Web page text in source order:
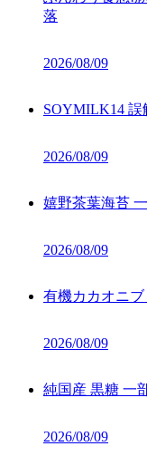
落
2026/08/09
SOYMILK14
2026/08/09
嬉野茶葉海苔
2026/08/09
有機カカオニ
2026/08/09
純国産 黒糖 一
2026/08/09